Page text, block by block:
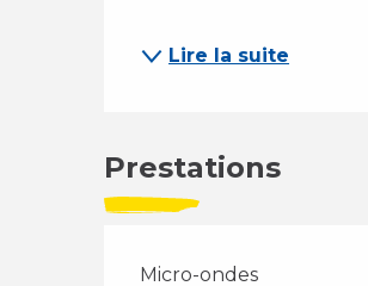
Lire la suite
Prestations
Micro-ondes